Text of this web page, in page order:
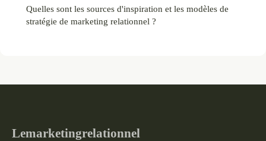
Quelles sont les sources d'inspiration et les modèles de
stratégie de marketing relationnel ?
Lemarketingrelationnel